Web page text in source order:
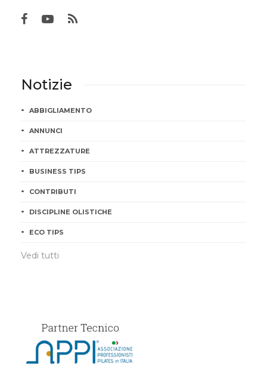
Notizie
ABBIGLIAMENTO
ANNUNCI
ATTREZZATURE
BUSINESS TIPS
CONTRIBUTI
DISCIPLINE OLISTICHE
ECO TIPS